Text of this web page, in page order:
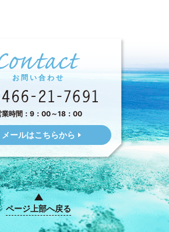
お問い合わせ
業時間：9：00～18：00
メールはこちらから
ページ上部へ戻る